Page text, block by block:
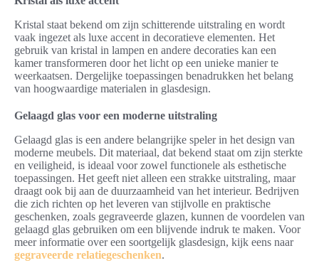
Kristal staat bekend om zijn schitterende uitstraling en wordt
vaak ingezet als luxe accent in decoratieve elementen. Het
gebruik van kristal in lampen en andere decoraties kan een
kamer transformeren door het licht op een unieke manier te
weerkaatsen. Dergelijke toepassingen benadrukken het belang
van hoogwaardige materialen in glasdesign.
Gelaagd glas voor een moderne uitstraling
Gelaagd glas is een andere belangrijke speler in het design van
moderne meubels. Dit materiaal, dat bekend staat om zijn sterkte
en veiligheid, is ideaal voor zowel functionele als esthetische
toepassingen. Het geeft niet alleen een strakke uitstraling, maar
draagt ook bij aan de duurzaamheid van het interieur. Bedrijven
die zich richten op het leveren van stijlvolle en praktische
geschenken, zoals gegraveerde glazen, kunnen de voordelen van
gelaagd glas gebruiken om een blijvende indruk te maken. Voor
meer informatie over een soortgelijk glasdesign, kijk eens naar
gegraveerde relatiegeschenken.